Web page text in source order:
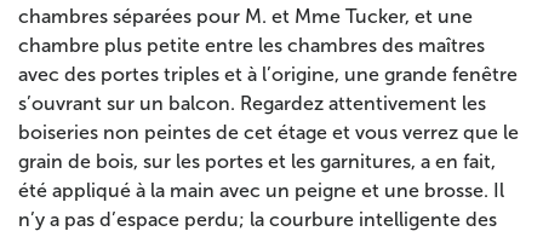
chambres séparées pour M. et Mme Tucker, et une
chambre plus petite entre les chambres des maîtres
avec des portes triples et à l’origine, une grande fenêtre
s’ouvrant sur un balcon. Regardez attentivement les
boiseries non peintes de cet étage et vous verrez que le
grain de bois, sur les portes et les garnitures, a en fait,
été appliqué à la main avec un peigne et une brosse. Il
n’y a pas d’espace perdu; la courbure intelligente des